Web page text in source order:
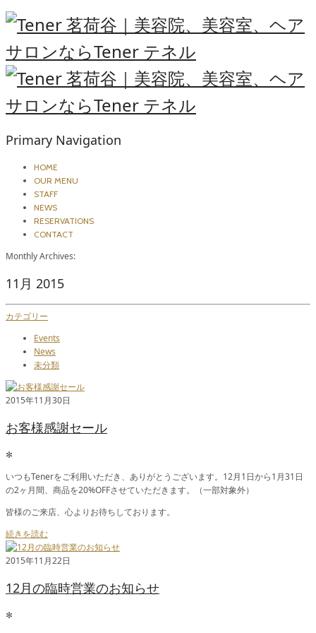
Primary Navigation
HOME
OUR MENU
STAFF
NEWS
RESERVATIONS
CONTACT
Monthly Archives:
11月 2015
カテゴリー
Events
News
未分類
2015年11月30日
お客様感謝セール
✻
いつもTenerをご利用いただき、ありがとうございます。12月1日から1月31日
の2ヶ月間、商品を20%OFFさせていただきます。（一部対象外）
皆様のご来店、心よりお待ちしております。
続きを読む
2015年11月22日
12月の臨時営業のお知らせ
✻